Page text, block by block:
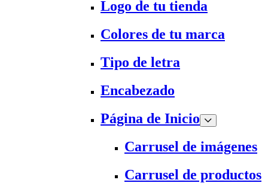
Logo de tu tienda
Colores de tu marca
Tipo de letra
Encabezado
Página de Inicio
Carrusel de imágenes
Carrusel de productos